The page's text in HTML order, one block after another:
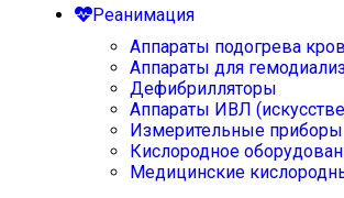
Реанимация
Аппараты подогрева
Аппараты для
Дефибрилляторы
Аппараты ИВЛ
Измерительные приборы
Кислородное
Медицинские